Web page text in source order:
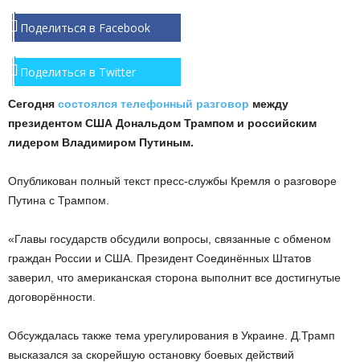
Поделиться в Facebook
Поделиться в Twitter
Сегодня состоялся телефонный разговор между
президентом США Дональдом Трампом и российским
лидером Владимиром Путиным.
Опубликован полный текст пресс-службы Кремля о разговоре
Путина с Трампом.
«Главы государств обсудили вопросы, связанные с обменом
граждан России и США. Президент Соединённых Штатов
заверил, что американская сторона выполнит все достигнутые
договорённости.
Обсуждалась также тема урегулирования в Украине. Д.Трамп
высказался за скорейшую остановку боевых действий